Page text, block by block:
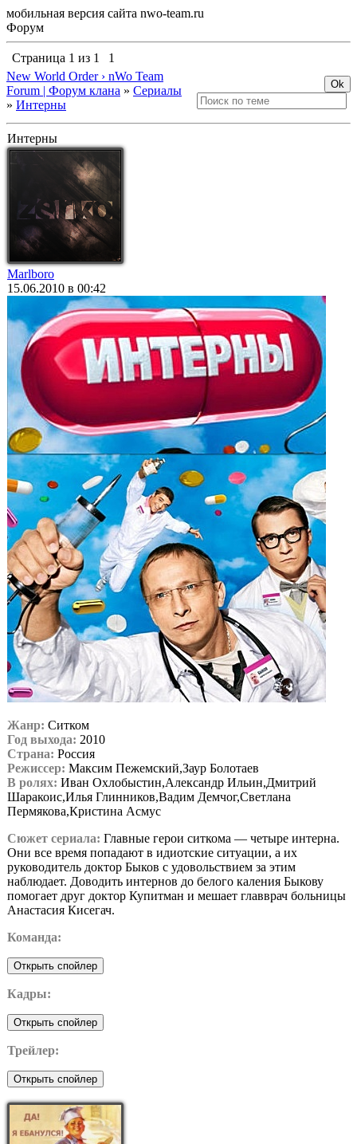
мобильная версия сайта nwo-team.ru
Форум
Страница 1 из 1
1
New World Order › nWo Team
Forum | Форум клана » Сериалы
» Интерны
Интерны
Marlboro
15.06.2010 в 00:42
Жанр: Cитком
Год выхода: 2010
Страна: Россия
Режиссер: Максим Пежемский,Заур Болотаев
В ролях: Иван Охлобыстин,Александр Ильин,Дмитрий
Шаракоис,Илья Глинников,Вадим Демчог,Светлана
Пермякова,Кристина Асмус
Сюжет сериала: Главные герои ситкома — четыре интерна.
Они все время попадают в идиотские ситуации, а их
руководитель доктор Быков с удовольствием за этим
наблюдает. Доводить интернов до белого каления Быкову
помогает друг доктор Купитман и мешает главврач больницы
Анастасия Кисегач.
Команда:
Кадры:
Трейлер: